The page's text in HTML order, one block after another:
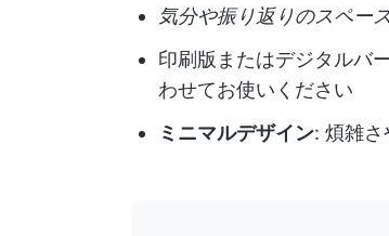
気分や振り返りのスペース
印刷版またはデジタルバ
わせてお使いください
ミニマルデザイン: 煩雑